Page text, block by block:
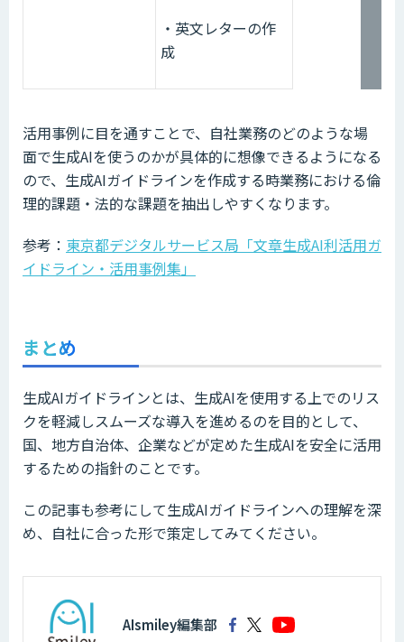
・英文レターの作
成
活用事例に目を通すことで、自社業務のどのような場
面で生成AIを使うのかが具体的に想像できるようになる
ので、生成AIガイドラインを作成する時業務における倫
理的課題・法的な課題を抽出しやすくなります。
参考： 東京都デジタルサービス局「文章生成AI利活用ガ
イドライン・活用事例集」
まとめ
生成AIガイドラインとは、生成AIを使用する上でのリス
クを軽減しスムーズな導入を進めるのを目的として、
国、地方自治体、企業などが定めた生成AIを安全に活用
するための指針のことです。
この記事も参考にして生成AIガイドラインへの理解を深
め、自社に合った形で策定してみてください。
AIsmiley編集部